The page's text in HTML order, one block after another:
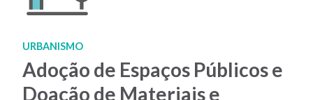
URBANISMO
Adoção de Espaços Públicos e
Doação de Materiais e